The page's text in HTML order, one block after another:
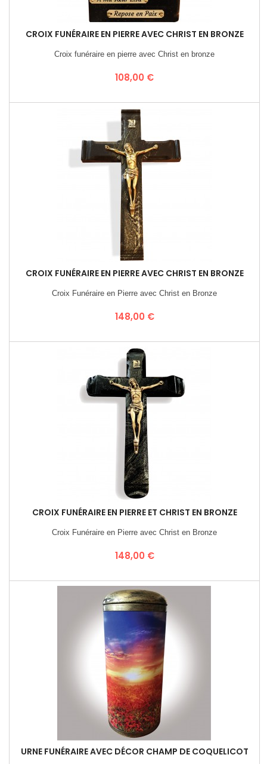
CROIX FUNÉRAIRE EN PIERRE AVEC CHRIST EN BRONZE
Croix funéraire en pierre avec Christ en bronze
Prix
108,00 €
CROIX FUNÉRAIRE EN PIERRE AVEC CHRIST EN BRONZE
Croix Funéraire en Pierre avec Christ en Bronze
Prix
148,00 €
CROIX FUNÉRAIRE EN PIERRE ET CHRIST EN BRONZE
Croix Funéraire en Pierre avec Christ en Bronze
Prix
148,00 €
URNE FUNÉRAIRE AVEC DÉCOR CHAMP DE COQUELICOT